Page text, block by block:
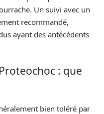
Un suivi avec un
recommandé,
ayant des antécédents
: que
bien toléré par